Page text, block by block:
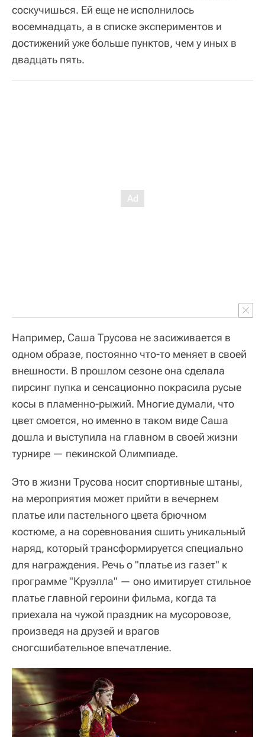
соскучишься. Ей еще не исполнилось
восемнадцать, а в списке экспериментов и
достижений уже больше пунктов, чем у иных в
двадцать пять.
Например, Саша Трусова не засиживается в
одном образе, постоянно что-то меняет в своей
внешности. В прошлом сезоне она сделала
пирсинг пупка и сенсационно покрасила русые
косы в пламенно-рыжий. Многие думали, что
цвет смоется, но именно в таком виде Саша
дошла и выступила на главном в своей жизни
турнире — пекинской Олимпиаде.
Это в жизни Трусова носит спортивные штаны,
на мероприятия может прийти в вечернем
платье или пастельного цвета брючном
костюме, а на соревнования сшить уникальный
наряд, который трансформируется специально
для награждения. Речь о "платье из газет" к
программе "Круэлла" — оно имитирует стильное
платье главной героини фильма, когда та
приехала на чужой праздник на мусоровозе,
произведя на друзей и врагов
сногсшибательное впечатление.